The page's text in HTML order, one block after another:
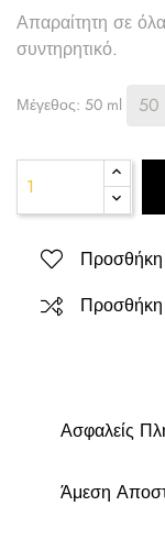
Απαραίτητη σε
συντηρητικό.
Μέγεθος: 50 ml
Προσθήκη
Προσθήκη
Ασφαλείς
Άμεση